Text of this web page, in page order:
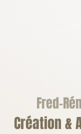
Fred-
Création &